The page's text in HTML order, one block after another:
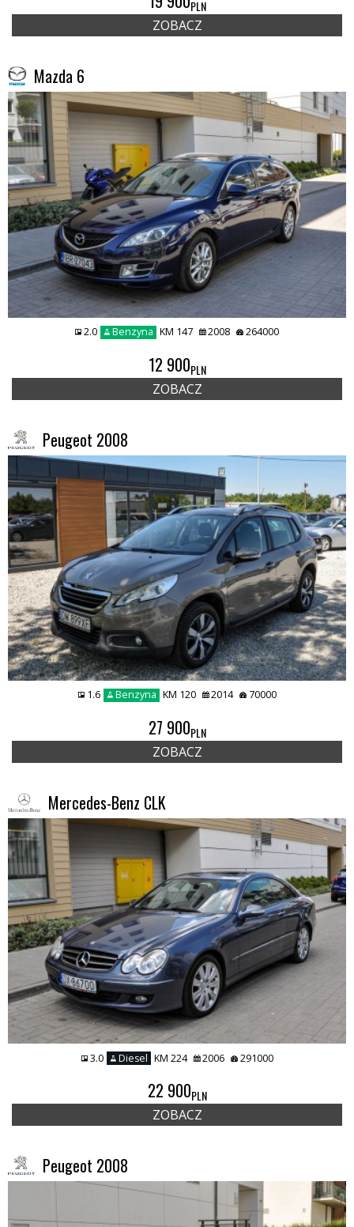
PLN
ZOBACZ
Mazda 6
2.0 Benzyna KM 147 2008 264000
12 900PLN
ZOBACZ
Peugeot 2008
1.6 Benzyna KM 120 2014 70000
27 900PLN
ZOBACZ
Mercedes-Benz CLK
3.0 Diesel KM 224 2006 291000
22 900PLN
ZOBACZ
Peugeot 2008